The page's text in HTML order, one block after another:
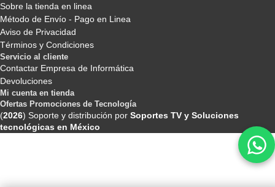
Sobre la tienda en linea
Método de Envío - Pago en Linea
Aviso de Privacidad
Términos y Condiciones
Servicio al cliente
Contactar Empresa de Informática
Devoluciones
Mi cuenta en tienda
Ofertas Promociones de Tecnología
(2026) Soporte y distribución por Soportes TV y Soluciones
tecnológicas en México